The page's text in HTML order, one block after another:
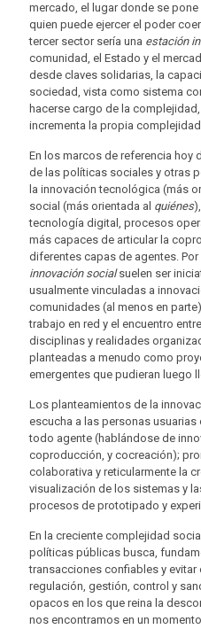
mercado, el lugar donde se
quien puede ejercer el poder
tercer sector sería una estación
comunidad, el Estado y el
desde claves solidarias, la
sociedad, vista como sistema
hacerse cargo de la
incrementa la propia
En los marcos de referencia hoy
de las políticas sociales y otras
la innovación tecnológica (más
social (más orientada al quiénes
tecnología digital, procesos
más capaces de articular la
diferentes capas de agentes.
innovación socialsuelen ser
usualmente vinculadas a
comunidades (al menos en
trabajo en red y el encuentro
disciplinas y realidades
planteadas a menudo como
emergentes que pudieran luego
Los planteamientos de la
escucha a las personas usuarias
todo agente (hablándose de
coproducción, y cocreación);
colaborativa y reticularmente la
visualización de los sistemas y
procesos de prototipado y
En la creciente complejidad
políticas públicas busca,
transacciones confiables y
regulación, gestión, control y
opacos en los que reina la
nos encontramos en un